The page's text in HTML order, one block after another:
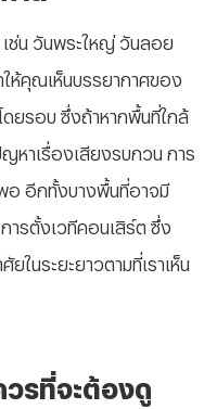
ช่น วันพระใหญ่ วันลอย
ห้คุณเห็นบรรยากาศของ
ยรอบ ซึ่งถ้าหากพื้นที่ใกล้
หาเรื่องเสียงรบกวน การ
อ อีกทั้งบางพื้นที่อาจมี
ารตั้งเวทีคอนเสิร์ต ซึ่ง
ในระยะยาวตามที่เราเห็น
วรที่จะต้องดู